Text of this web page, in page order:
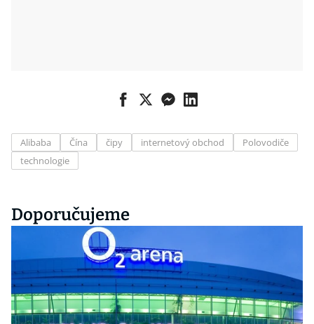
Alibaba Čína čipy internetový obchod
Polovodiče
technologie
Doporučujeme